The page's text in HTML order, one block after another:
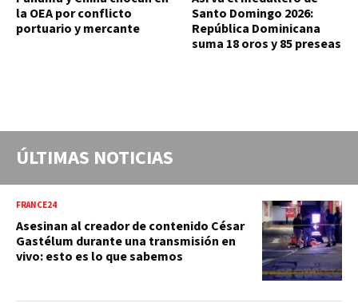
la OEA por conflicto
portuario y mercante
Santo Domingo 2026:
República Dominicana
suma 18 oros y 85 preseas
ÚLTIMAS NOTICIAS
FRANCE24
Asesinan al creador de contenido César
Gastélum durante una transmisión en
vivo: esto es lo que sabemos